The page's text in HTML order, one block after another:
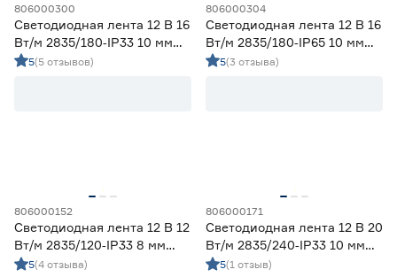
от до
Цвет свечения
2700-3000К - Теплый
6
3500-4100К - Нейтральный
0
5000-6500К - Холодный
806000300
Светодиодная лента 12 В 16
Вт/м 2835/180‑IP33 10 мм
теплый 2 м Geniled
5(5 отзывов)
806000304
Светодиодная лента 12 В 16
Вт/м 2835/180‑IP65 10 мм
теплый 2 м Geniled
5(3 отзыва)
806000152
Светодиодная лента 12 В 12
Вт/м 2835/120‑IP33 8 мм
теплый 2 м Geniled
5(4 отзыва)
806000171
Светодиодная лента 12 В 20
Вт/м 2835/240‑IP33 10 мм
теплый 2 м Geniled
5(1 отзыв)